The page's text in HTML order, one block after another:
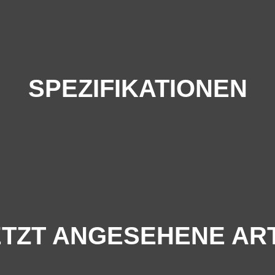
SPEZIFIKATIONEN
ANGESEHENE